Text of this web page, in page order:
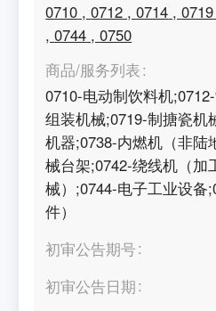
0710 ,0712 ,0714 ,0719
,0744 ,0750
商品/服务列表
0710-电动制饮料机
组装机械;0719-制搪瓷机
机器;0738-内燃机（非陆
械台架;0742-绕线机（加
械）;0744-电子工业设备
件）
初审公告期号
初审公告日期